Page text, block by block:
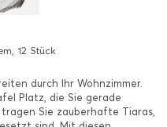
12 Stück
durch Ihr Wohnzimmer.
Platz, die Sie gerade
Sie zauberhafte Tiaras,